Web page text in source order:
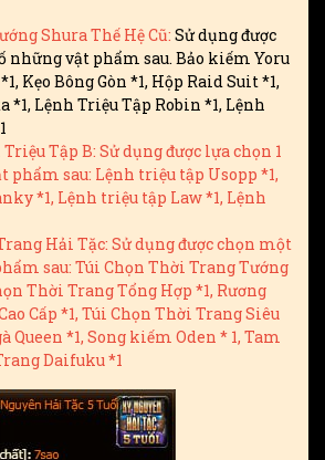
Shura Thế Hệ Cũ: Sử dụng được
những vật phẩm sau. Bảo kiếm Yoru
Kẹo Bông Gòn *1, Hộp Raid Suit *1,
*1, Lệnh Triệu Tập Robin *1, Lệnh
Tập B: Sử dụng được lựa chọn 1
phẩm sau: Lệnh triệu tập Usopp *1,
*1, Lệnh triệu tập Law *1, Lệnh
Hải Tặc: Sử dụng được chọn một
sau: Túi Chọn Thời Trang Tướng
Thời Trang Tổng Hợp *1, Rương
Cấp *1, Túi Chọn Thời Trang Siêu
Queen *1, Song kiếm Oden * 1, Tam
Daifuku *1